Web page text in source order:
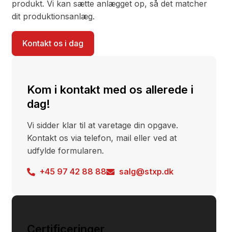
produkt. Vi kan sætte anlægget op, så det matcher
dit produktionsanlæg.
Kontakt os i dag
Kom i kontakt med os allerede i
dag!
Vi sidder klar til at varetage din opgave.
Kontakt os via telefon, mail eller ved at
udfylde formularen.
+45 97 42 88 88 salg@stxp.dk
Certificeringer